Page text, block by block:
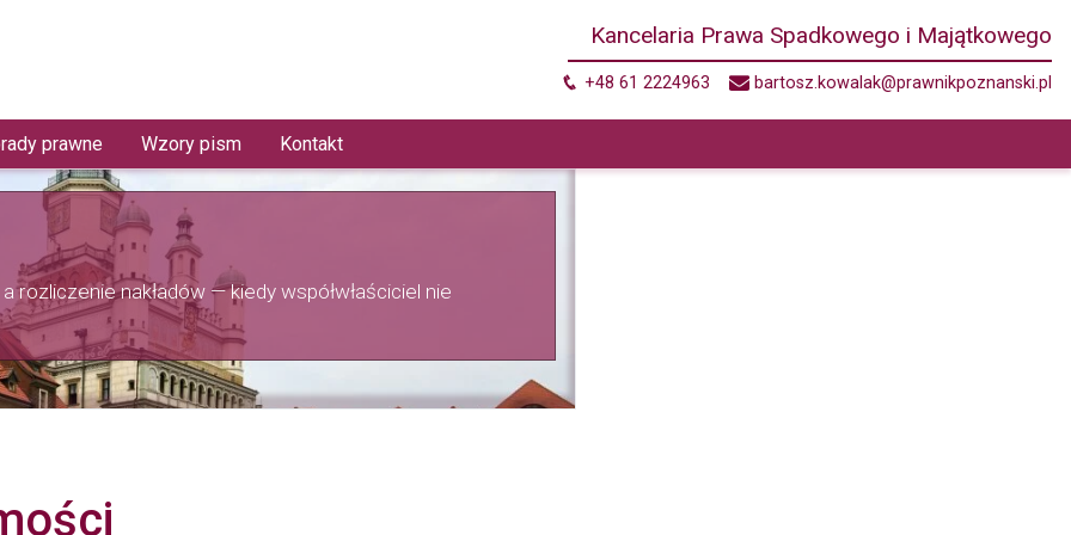
Kancelaria Prawa Spadkowego i Majątkowego
+48 61 2224963 bartosz.kowalak@prawnikpoznanski.pl
prawne Wzory pism Kontakt
nakładów — kiedy współwłaściciel nie